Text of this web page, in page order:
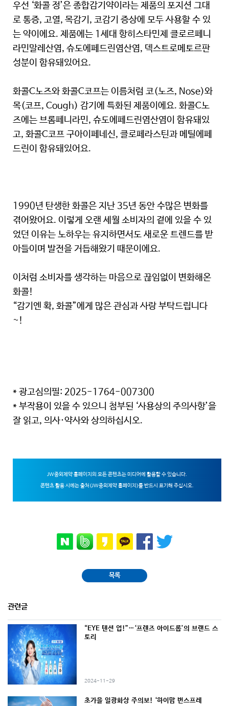
우선 ‘화콜 정’은 종합감기약이라는 제품의 포지션 그대
로 통증, 고열, 목감기, 코감기 증상에 모두 사용할 수 있
는 약이에요. 제품에는 1세대 항히스타민제 클로르페니
라민말레산염, 슈도에페드린염산염, 덱스트로메토르판
성분이 함유돼있어요.
화콜C노즈와 화콜C코프는 이름처럼 코(노즈, Nose)와
목(코프, Cough) 감기에 특화된 제품이에요. 화콜C노
즈에는 브롬페니라민, 슈도에페드린염산염이 함유돼있
고, 화콜C코프 구아이페네신, 클로페라스틴과 메틸에페
드린이 함유돼있어요.
1990년 탄생한 화콜은 지난 35년 동안 수많은 변화를
겪어왔어요. 이렇게 오랜 세월 소비자의 곁에 있을 수 있
었던 이유는 노하우는 유지하면서도 새로운 트렌드를 받
아들이며 발전을 거듭해왔기 때문이에요.
이처럼 소비자를 생각하는 마음으로 끊임없이 변화해온
화콜!
“감기엔 확, 화콜”에게 많은 관심과 사랑 부탁드립니다
~!
* 광고심의필: 2025-1764-007300
* 부작용이 있을 수 있으니 첨부된 ‘사용상의 주의사항’을
잘 읽고, 의사·약사와 상의하십시오.
JW중외제약 홈페이지의 모든 콘텐츠는 미디어에 활용할 수 있습니다.
콘텐츠 활용 시에는 출처(JW중외제약 홈페이지)를 반드시 표기해 주십시오.
목록
관련글
“EYE 텐션 업!”…‘프렌즈 아이드롭’의 브랜드 스
토리
2024-11-29
초가을 일광화상 주의보! ‘하이맘 번스프레